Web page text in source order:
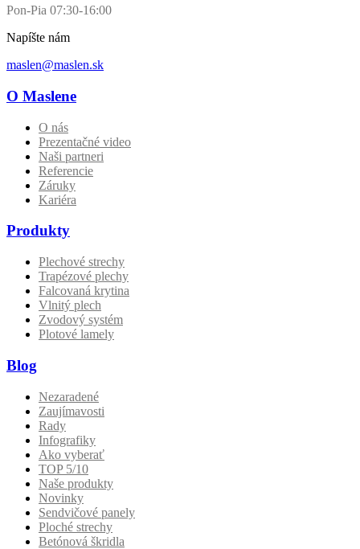
Pon-Pia 07:30-16:00
Napíšte nám
maslen@maslen.sk
O Maslene
O nás
Prezentačné video
Naši partneri
Referencie
Záruky
Kariéra
Produkty
Plechové strechy
Trapézové plechy
Falcovaná krytina
Vlnitý plech
Zvodový systém
Plotové lamely
Blog
Nezaradené
Zaujímavosti
Rady
Infografiky
Ako vyberať
TOP 5/10
Naše produkty
Novinky
Sendvičové panely
Ploché strechy
Betónová škridla